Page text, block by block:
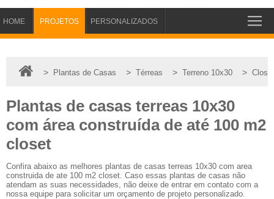
HOME PROJETOS PERSONALIZADOS
> Plantas de Casas > Térreas > Terreno 10x30 > Closet
Plantas de casas terreas 10x30
com área construída de até 100 m2
closet
Confira abaixo as melhores plantas de casas terreas 10x30 com area
construida de ate 100 m2 closet. Caso essas plantas de casas não
atendam as suas necessidades, não deixe de entrar em contato com a
nossa equipe para solicitar um orçamento de projeto personalizado.